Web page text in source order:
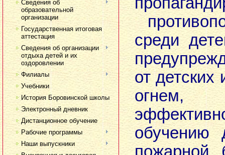
Сведения об
образовательной
организации
Государственная итоговая
аттестация
Сведения об организации
отдыха детей и их
оздоровлении
Филиалы
Учебники
История Боровинской школы
Электронный дневник
Дистанционное обучение
Рабочие программы
Наши выпускники
среди
от детских
огнем,
обучению